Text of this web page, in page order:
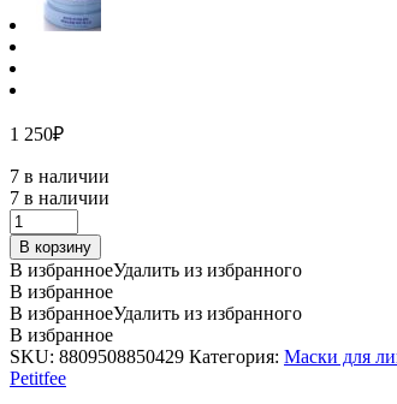
1 250₽
7 в наличии
7 в наличии
Патчи
гидрогелевые
с
экстрактом
агавы
PETITFEE
Agave
Cooling
Hydrogel
В корзину
В избранноеУдалить из избранного
В избранное
В избранноеУдалить из избранного
В избранное
SKU: 8809508850429 Категория: Маски для
Petitfee